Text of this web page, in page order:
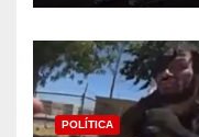
POLÍTICA